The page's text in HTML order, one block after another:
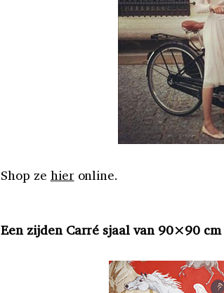
Shop ze hier online.
Een zijden Carré sjaal van 90×90